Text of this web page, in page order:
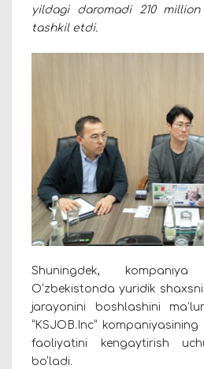
yildagi daromadi 210 million
tashkil etdi.
Shuningdek,
O‘zbekistonda yuridik
jarayonini boshlashini
“KSJOB.Inc”
faoliyatini kengaytirish
bo‘ladi.